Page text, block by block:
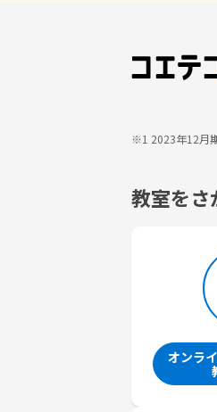
※1 2023年12月
教室をさ
オンラ